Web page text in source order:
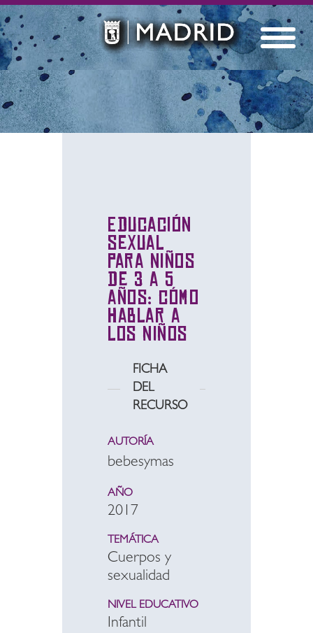
Educación
sexual
para niños
de 3 a 5
años: cómo
hablar a
los niños
FICHA
DEL
RECURSO
AUTORÍA
bebesymas
AÑO
2017
TEMÁTICA
Cuerpos y
sexualidad
NIVEL EDUCATIVO
Infantil